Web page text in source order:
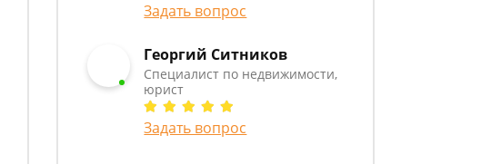
Задать вопрос
Георгий Ситников
Специалист по недвижимости,
юрист
Задать вопрос